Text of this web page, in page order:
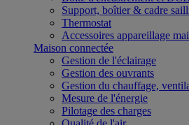
Support, boîtier & cadre
Thermostat
Accessoires appareillage
Maison connectée
Gestion de l'éclairage
Gestion des ouvrants
Gestion du chauffage,
Mesure de l'énergie
Pilotage des charges